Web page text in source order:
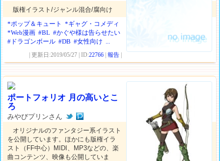
版権イラスト/ジャンル混合/腐向け
*ポップ＆キュート
*ギャグ・コメディ
*Web漫画 #BL #かぐや様は告らせたい
#ドラゴンボール #DB #女性向け
| 更新日:2019/05/27 | ID:22766 |報告 |
ポートフォリオ 月の高いとこ
ろ
みやびプリンさん
オリジナルのファンタジー系イラスト
を公開しています。ほかにも版権イラ
スト（FF中心）MIDI、MP3などの、楽
曲コンテンツ、映像も公開していま